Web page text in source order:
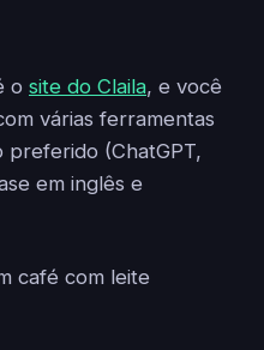
o site do Claila, e você
várias ferramentas
preferido (ChatGPT,
em inglês e
café com leite